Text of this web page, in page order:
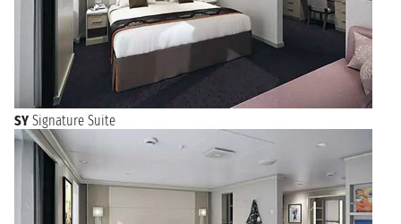
SY Signature Suite